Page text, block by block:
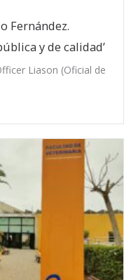
Fernández.
y de calidad’
Liason (Oficial de